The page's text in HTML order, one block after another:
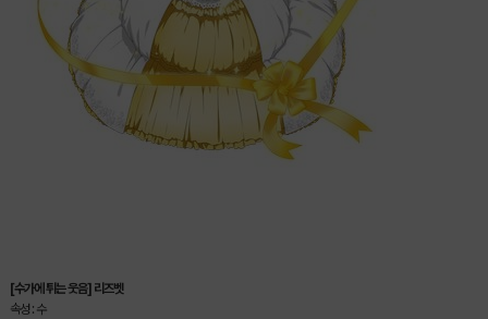
[수가에 튀는 웃음] 리즈벳
속성 : 수